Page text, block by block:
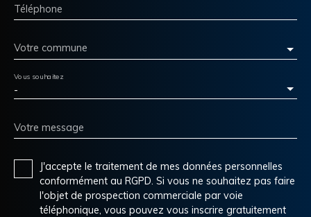
Téléphone
Votre commune
-
Vous souhaitez
Votre message
J'accepte le traitement de mes données personnelles
conformément au RGPD. Si vous ne souhaitez pas faire
l'objet de prospection commerciale par voie
téléphonique, vous pouvez vous inscrire gratuitement